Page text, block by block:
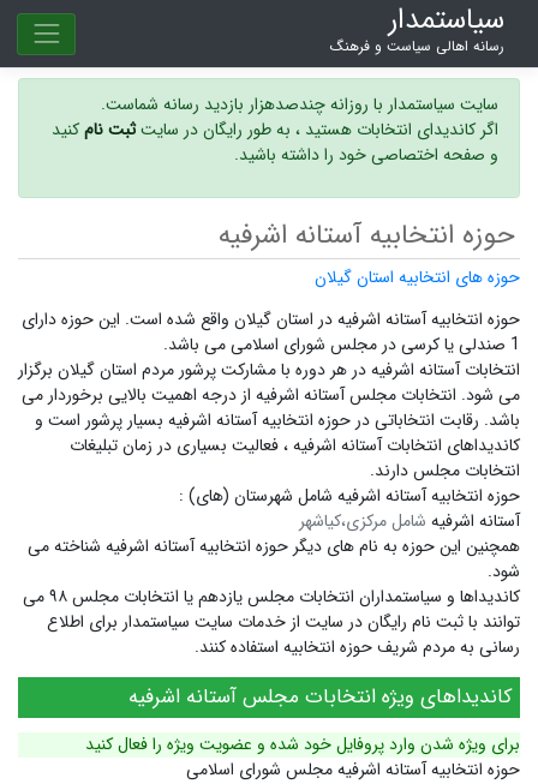
سیاستمدار
رسانه اهالی سیاست و فرهنگ
سایت سیاستمدار با روزانه چندصدهزار بازدید رسانه شماست.
اگر کاندیدای انتخابات هستید ، به طور رایگان در سایتثبت نامکنید
و صفحه اختصاصی خود را داشته باشید.
حوزه انتخابیه آستانه اشرفیه
حوزه های انتخابیه استان گیلان
حوزه انتخابیه آستانه اشرفیه در استان گیلان واقع شده است. این حوزه دارای
1 صندلی یا کرسی در مجلس شورای اسلامی می باشد.
انتخابات آستانه اشرفیه در هر دوره با مشارکت پرشور مردم استان گیلان برگزار
می شود. انتخابات مجلس آستانه اشرفیه از درجه اهمیت بالایی برخوردار می
باشد. رقابت انتخاباتی در حوزه انتخابیه آستانه اشرفیه بسیار پرشور است و
کاندیداهای انتخابات آستانه اشرفیه ،فعالیت بسیاری در زمان تبلیغات
انتخابات مجلس دارند.
حوزه انتخابیه آستانه اشرفیه شامل شهرستان (های) :
آستانه اشرفیه شامل مرکزی،کیاشهر
همچنین این حوزه به نام های دیگر حوزه انتخابیه آستانه اشرفیه شناخته می
شود.
کاندیداها و سیاستمداران انتخابات مجلس یازدهم یا انتخابات مجلس ۹۸ می
توانند با ثبت نام رایگان در سایت از خدمات سایت سیاستمدار برای اطلاع
رسانی به مردم شریف حوزه انتخابیه استفاده کنند.
کاندیداهای ویژه انتخابات مجلس آستانه اشرفیه
برای ویژه شدن وارد پروفایل خود شده و عضویت ویژه را فعال کنید
حوزه انتخابیه آستانه اشرفیه مجلس شورای اسلامی